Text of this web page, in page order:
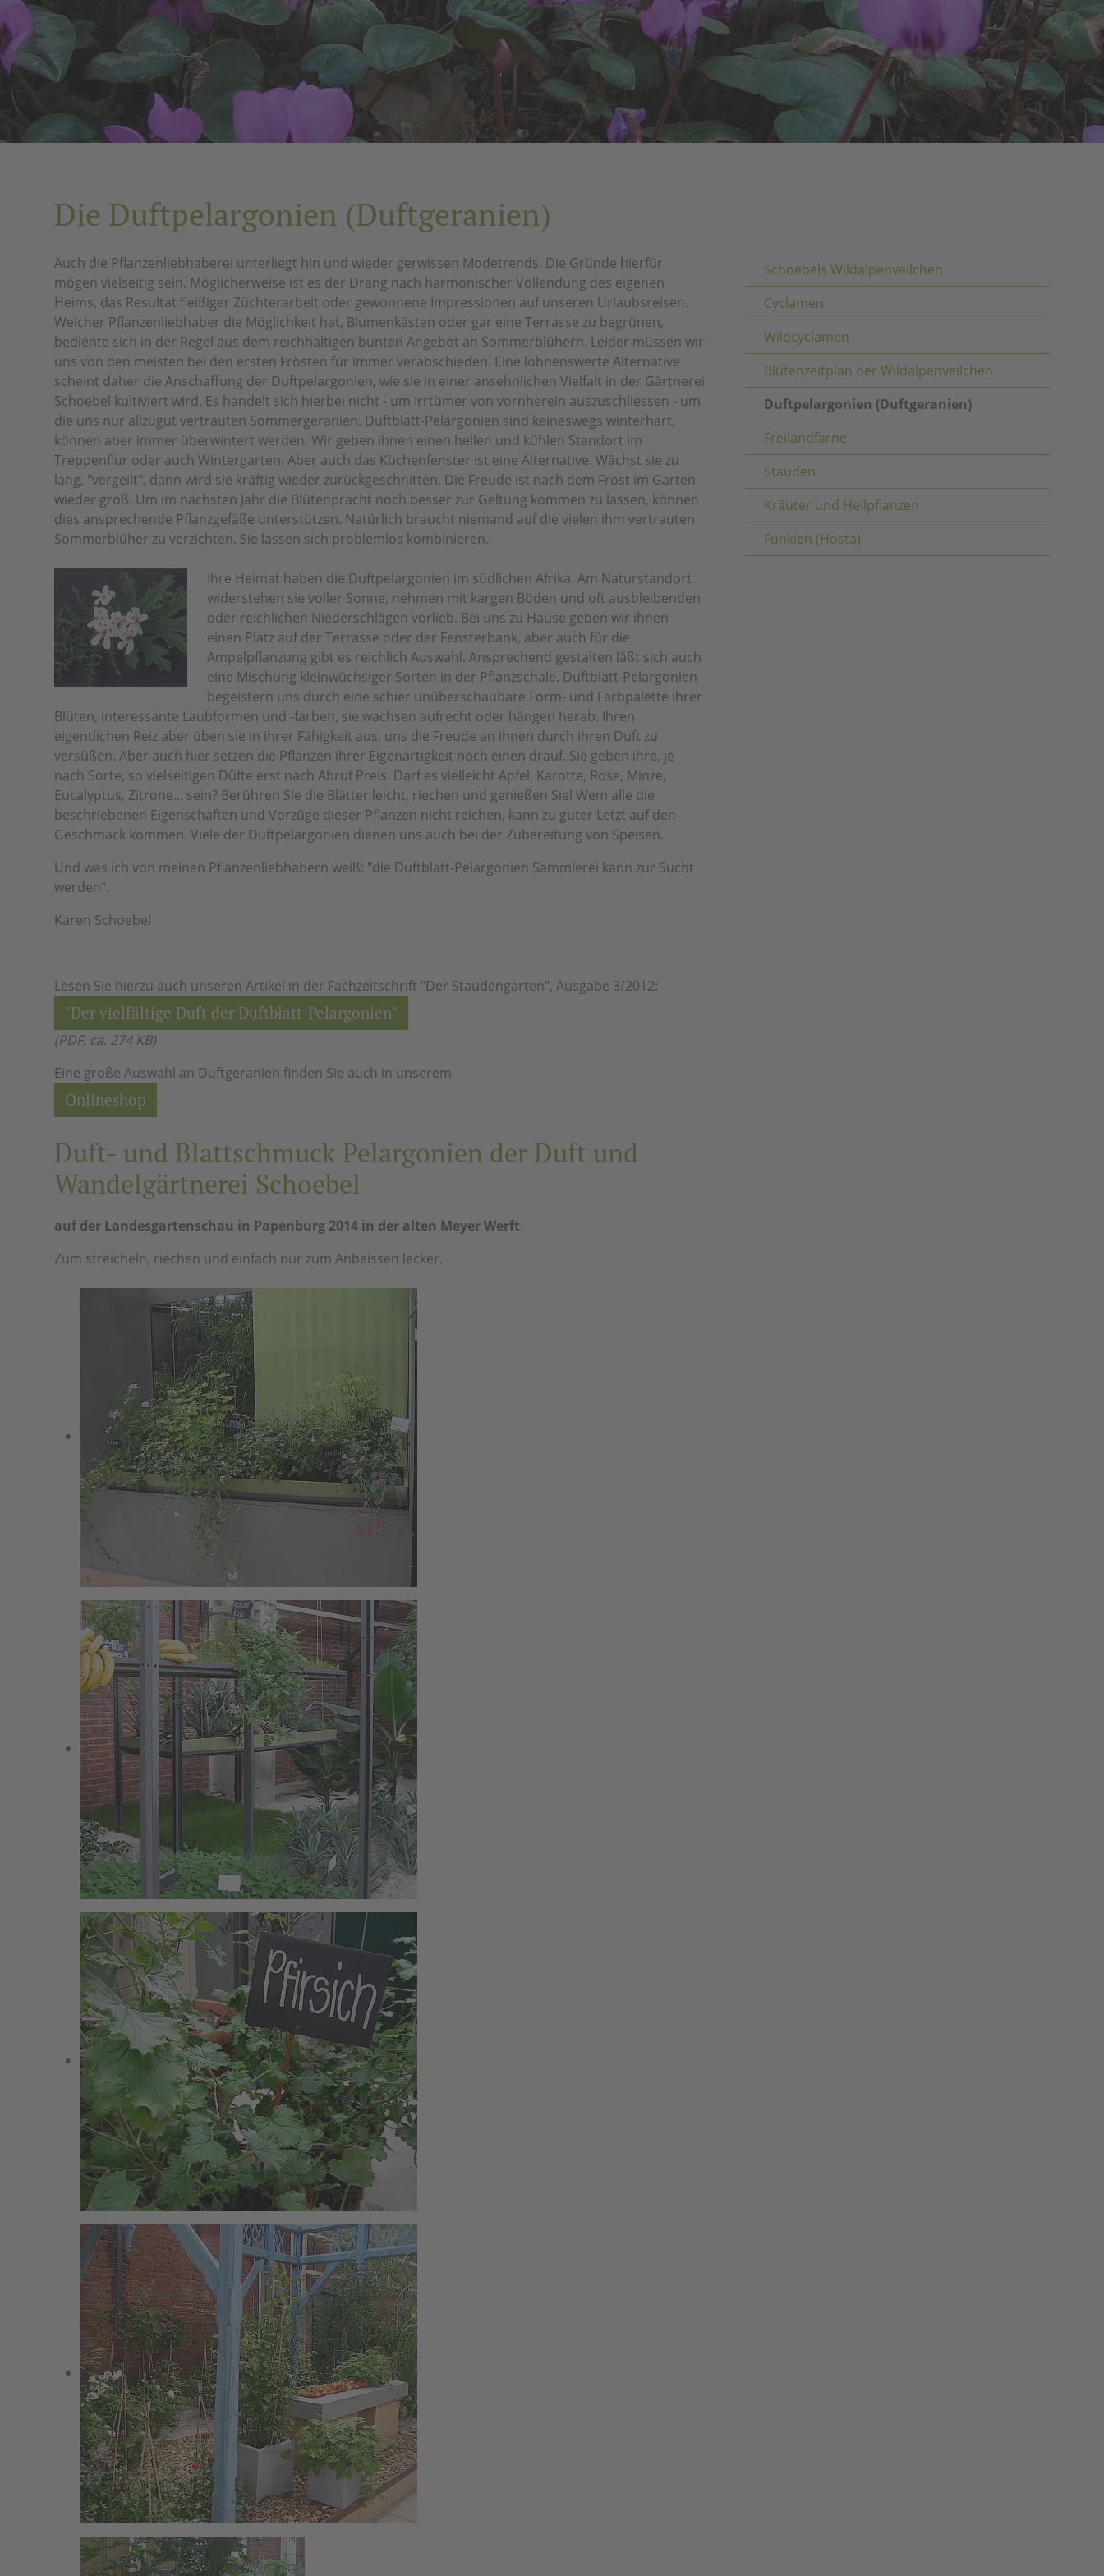
Die Duftpelargonien (Duftgeranien)
Auch die Pflanzenliebhaberei unterliegt hin und wieder gerwissen Modetrends. Die Gründe hierfür
mögen vielseitig sein. Möglicherweise ist es der Drang nach harmonischer Vollendung des eigenen
Heims, das Resultat fleißiger Züchterarbeit oder gewonnene Impressionen auf unseren Urlaubsreisen.
Welcher Pflanzenliebhaber die Möglichkeit hat, Blumenkästen oder gar eine Terrasse zu begrünen,
bediente sich in der Regel aus dem reichhaltigen bunten Angebot an Sommerblühern. Leider müssen wir
uns von den meisten bei den ersten Frösten für immer verabschieden. Eine lohnenswerte Alternative
scheint daher die Anschaffung der Duftpelargonien, wie sie in einer ansehnlichen Vielfalt in der Gärtnerei
Schoebel kultiviert wird. Es handelt sich hierbei nicht - um Irrtümer von vornherein auszuschliessen - um
die uns nur allzugut vertrauten Sommergeranien. Duftblatt-Pelargonien sind keineswegs winterhart,
können aber immer überwintert werden. Wir geben ihnen einen hellen und kühlen Standort im
Treppenflur oder auch Wintergarten. Aber auch das Küchenfenster ist eine Alternative. Wächst sie zu
lang, "vergeilt", dann wird sie kräftig wieder zurückgeschnitten. Die Freude ist nach dem Frost im Garten
wieder groß. Um im nächsten Jahr die Blütenpracht noch besser zur Geltung kommen zu lassen, können
dies ansprechende Pflanzgefäße unterstützen. Natürlich braucht niemand auf die vielen ihm vertrauten
Sommerblüher zu verzichten. Sie lassen sich problemlos kombinieren.
Ihre Heimat haben die Duftpelargonien im südlichen Afrika. Am Naturstandort
widerstehen sie voller Sonne, nehmen mit kargen Böden und oft ausbleibenden
oder reichlichen Niederschlägen vorlieb. Bei uns zu Hause geben wir ihnen
einen Platz auf der Terrasse oder der Fensterbank, aber auch für die
Ampelpflanzung gibt es reichlich Auswahl. Ansprechend gestalten läßt sich auch
eine Mischung kleinwüchsiger Sorten in der Pflanzschale. Duftblatt-Pelargonien
begeistern uns durch eine schier unüberschaubare Form- und Farbpalette ihrer
Blüten, interessante Laubformen und -farben, sie wachsen aufrecht oder hängen herab. Ihren
eigentlichen Reiz aber üben sie in ihrer Fähigkeit aus, uns die Freude an ihnen durch ihren Duft zu
versüßen. Aber auch hier setzen die Pflanzen ihrer Eigenartigkeit noch einen drauf. Sie geben ihre, je
nach Sorte, so vielseitigen Düfte erst nach Abruf Preis. Darf es vielleicht Apfel, Karotte, Rose, Minze,
Eucalyptus, Zitrone... sein? Berühren Sie die Blätter leicht, riechen und genießen Sie! Wem alle die
beschriebenen Eigenschaften und Vorzüge dieser Pflanzen nicht reichen, kann zu guter Letzt auf den
Geschmack kommen. Viele der Duftpelargonien dienen uns auch bei der Zubereitung von Speisen.
Und was ich von meinen Pflanzenliebhabern weiß: "die Duftblatt-Pelargonien Sammlerei kann zur Sucht
werden".
Karen Schoebel
Lesen Sie hierzu auch unseren Artikel in der Fachzeitschrift "Der Staudengarten", Ausgabe 3/2012:
"Der vielfältige Duft der Duftblatt-Pelargonien"
(PDF, ca. 274 KB)
Eine große Auswahl an Duftgeranien finden Sie auch in unserem
Onlineshop .
Duft- und Blattschmuck Pelargonien der Duft und
Wandelgärtnerei Schoebel
auf der Landesgartenschau in Papenburg 2014 in der alten Meyer Werft
Zum streicheln, riechen und einfach nur zum Anbeissen lecker.
Navigation überspringen
Schoebels Wildalpenveilchen
Cyclamen
Wildcyclamen
Blütenzeitplan der Wildalpenveilchen
Duftpelargonien (Duftgeranien)
Freilandfarne
Stauden
Kräuter und Heilpflanzen
Funkien (Hosta)